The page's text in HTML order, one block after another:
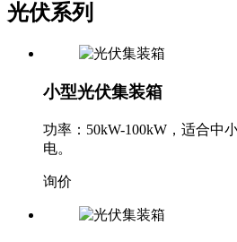
光伏系列
小型光伏集装箱
功率：50kW-100kW，适合中
电。
询价